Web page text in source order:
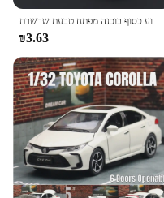
אבץ סגסוגת מנוע כסוף בוכנה מפתח טבעת שרשרת Keychain מפתח Fob סיטונאי כסף צבע זמין אירופאי לגברים מתנת תכשיטים זולים
₪3.63